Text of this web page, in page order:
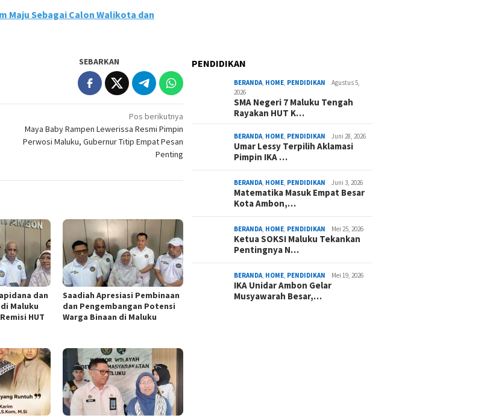
Maju Sebagai Calon Walikota dan
SEBARKAN
Pos berikutnya
Maya Baby Rampen Lewerissa Resmi Pimpin
Perwosi Maluku, Gubernur Titip Empat Pesan
Penting
dan
Maluku
HUT
Saadiah Apresiasi Pembinaan
dan Pengembangan Potensi
Warga Binaan di Maluku
PENDIDIKAN
BERANDA HOME PENDIDIKAN
Agustus 5,
2026
SMA Negeri 7 Maluku Tengah
Rayakan HUT K…
BERANDA HOME PENDIDIKAN Juni 28, 2026
Umar Lessy Terpilih Aklamasi
Pimpin IKA …
BERANDA HOME PENDIDIKAN Juni 3, 2026
Matematika Masuk Empat Besar
Kota Ambon,…
BERANDA HOME PENDIDIKAN Mei 25, 2026
Ketua SOKSI Maluku Tekankan
Pentingnya N…
BERANDA HOME PENDIDIKAN Mei 19, 2026
IKA Unidar Ambon Gelar
Musyawarah Besar,…